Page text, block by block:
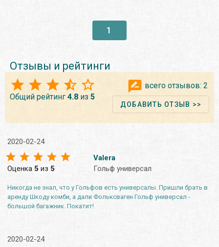
1
Отзывы и рейтинги
Общий рейтинг 4.8 из 5
всего отзывов: 2
ДОБАВИТЬ ОТЗЫВ >>
2020-02-24
Оценка 5 из 5
Valera
Гольф универсал
Никогда не знал, что у Гольфов есть универсалы. Пришли брать в
аренду Шкоду комби, а дали Фольксваген Гольф универсал -
большой багажник. Покатит!
2020-02-24